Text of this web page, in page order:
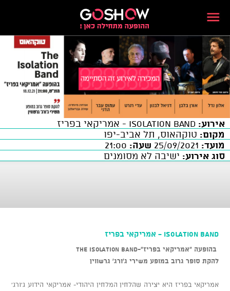
אירוע:
מקום: טוקהאוס, תל אביב-יפו
מועד:
שעה:
סוג אירוע: ישיבה לא מסומנים
Isolation band - אמריקאי בפריז
בהופעה "אמריקאי בפריז"-The Isolation Band
להקת סופר גרוב במופע משירי ג'ורג' גרשווין
אמריקאי בפריז היא יצירה שהלחין המלחין היהודי- אמריקאי הידוע ג’ורג’